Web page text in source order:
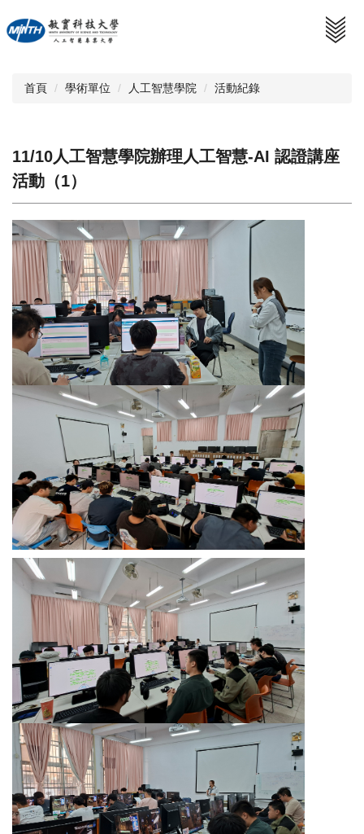
到
主
首頁 學術單位 人工智慧學院 活動紀錄
11/10人工智慧學院辦理人工智慧-AI 認證講座
活動（1）